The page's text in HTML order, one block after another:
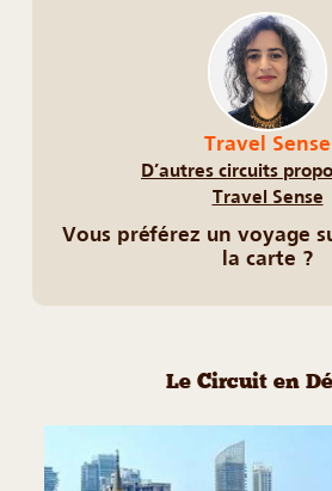
Travel Sense
D’autres circuits
Travel Sense
Vous préférez un voyage
la carte ?
Le Circuit en